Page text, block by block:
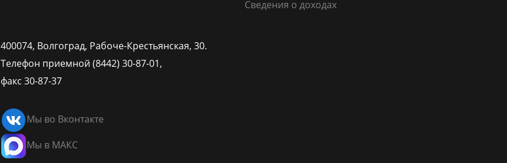
Сведения о доходах
400074, Волгоград, Рабоче-Крестьянская, 30.
Телефон приемной (8442) 30-87-01,
факс 30-87-37
Мы во Вконтакте
Мы в МАКС